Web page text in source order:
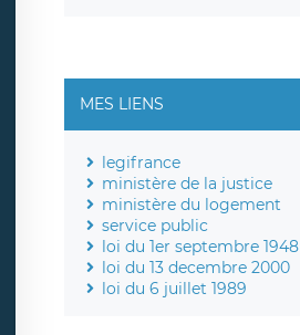
MES LIENS
legifrance
ministère de la justice
ministère du logement
service public
loi du 1er septembre 1948
loi du 13 decembre 2000
loi du 6 juillet 1989